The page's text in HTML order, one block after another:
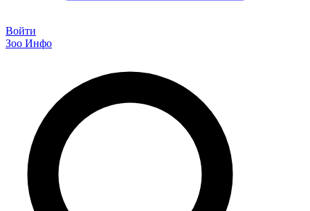
Войти
Зоо Инфо